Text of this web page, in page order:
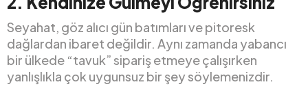
Seyahat, göz alıcı gün batımları ve pitoresk
dağlardan ibaret değildir. Aynı zamanda yabancı
bir ülkede “tavuk” sipariş etmeye çalışırken
yanlışlıkla çok uygunsuz bir şey söylemenizdir.